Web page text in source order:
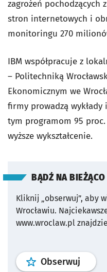
zagrożeń pochodzących
stron internetowych i
monitoringu 270
IBM współpracuje z
– Politechniką
Ekonomicznym we
firmy prowadzą wykłady
tym programom 95
wyższe wykształcenie.
BĄDŹ NA
Kliknij „obserwuj”, aby
Wrocławiu.
www.wroclaw.pl
Obserwuj profil